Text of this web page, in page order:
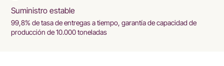
Suministro estable
99,8% de tasa de entregas a tiempo, garantía de capacidad de
producción de 10.000 toneladas